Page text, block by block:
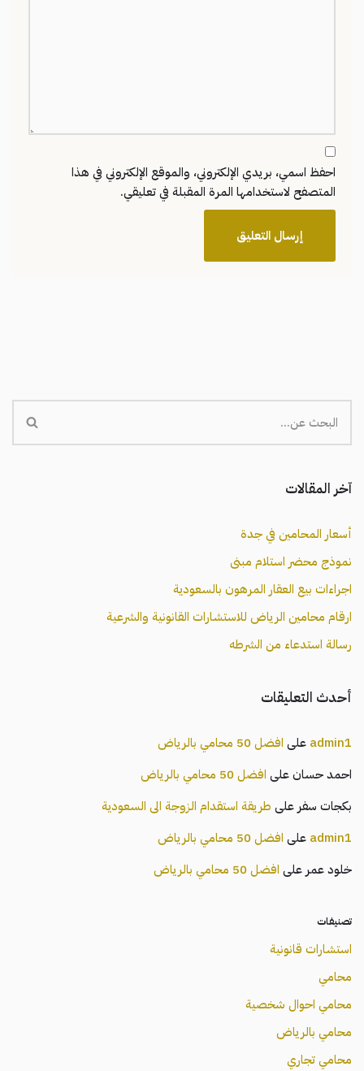
احفظ اسمي، بريدي الإلكتروني، والموقع الإلكتروني في هذا
المتصفح لاستخدامها المرة المقبلة في تعليقي.
آخر المقالات
أسعار المحامين في جدة
نموذج محضر استلام مبنى
اجراءات بيع العقار المرهون بالسعودية
ارقام محامين الرياض للاستشارات القانونية والشرعية
رسالة استدعاء من الشرطه
أحدث التعليقات
admin1 على افضل 50 محامي بالرياض
احمد حسانعلى افضل 50 محامي بالرياض
بكجات سفر على طريقة استقدام الزوجة الى السعودية
admin1 على افضل 50 محامي بالرياض
خلود عمر على افضل 50 محامي بالرياض
تصنيفات
استشارات قانونية
محامي
محامي احوال شخصية
محامي بالرياض
محامي تجاري